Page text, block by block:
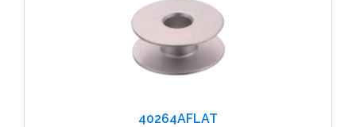
40264AFLAT